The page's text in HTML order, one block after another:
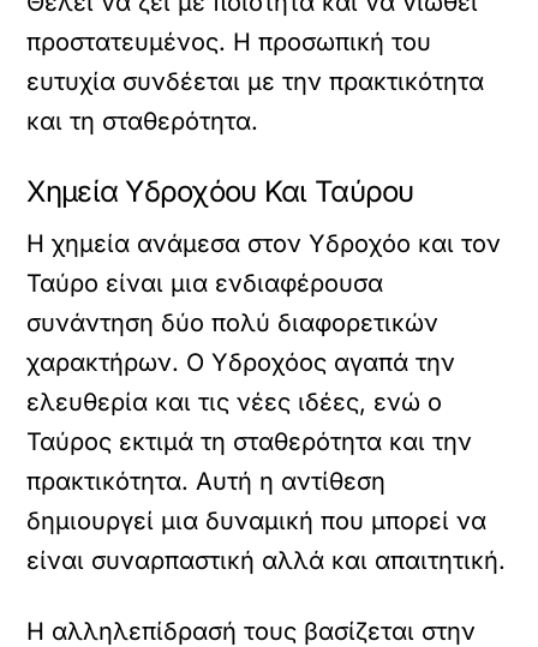
προστατευμένος. Η προσωπική του
ευτυχία συνδέεται με την πρακτικότητα
και τη σταθερότητα.
Χημεία Υδροχόου Και Ταύρου
Η χημεία ανάμεσα στον Υδροχόο και τον
Ταύρο είναι μια ενδιαφέρουσα
συνάντηση δύο πολύ διαφορετικών
χαρακτήρων. Ο Υδροχόος αγαπά την
ελευθερία και τις νέες ιδέες, ενώ ο
Ταύρος εκτιμά τη σταθερότητα και την
πρακτικότητα. Αυτή η αντίθεση
δημιουργεί μια δυναμική που μπορεί να
είναι συναρπαστική αλλά και απαιτητική.
Η αλληλεπίδρασή τους βασίζεται στην